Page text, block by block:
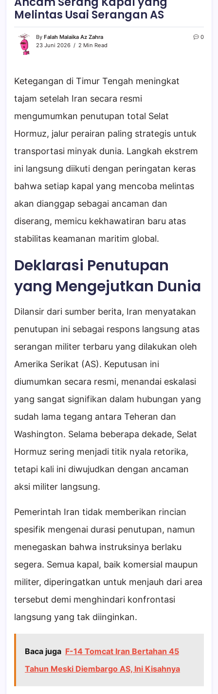
Melintas Usai Serangan AS
By Falah Malaika Az Zahra
23 Juni 2026
2 Min Read
0
Ketegangan di Timur Tengah meningkat
tajam setelah Iran secara resmi
mengumumkan penutupan total Selat
Hormuz, jalur perairan paling strategis untuk
transportasi minyak dunia. Langkah ekstrem
ini langsung diikuti dengan peringatan keras
bahwa setiap kapal yang mencoba melintas
akan dianggap sebagai ancaman dan
diserang, memicu kekhawatiran baru atas
stabilitas keamanan maritim global.
Deklarasi Penutupan
yang Mengejutkan Dunia
Dilansir dari sumber berita, Iran menyatakan
penutupan ini sebagai respons langsung atas
serangan militer terbaru yang dilakukan oleh
Amerika Serikat (AS). Keputusan ini
diumumkan secara resmi, menandai eskalasi
yang sangat signifikan dalam hubungan yang
sudah lama tegang antara Teheran dan
Washington. Selama beberapa dekade, Selat
Hormuz sering menjadi titik nyala retorika,
tetapi kali ini diwujudkan dengan ancaman
aksi militer langsung.
Pemerintah Iran tidak memberikan rincian
spesifik mengenai durasi penutupan, namun
menegaskan bahwa instruksinya berlaku
segera. Semua kapal, baik komersial maupun
militer, diperingatkan untuk menjauh dari area
tersebut demi menghindari konfrontasi
langsung yang tak diinginkan.
Baca juga F-14 Tomcat Iran Bertahan 45
Tahun Meski Diembargo AS, Ini Kisahnya